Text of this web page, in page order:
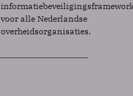
voor alle Nederlandse
overheidsorganisaties.